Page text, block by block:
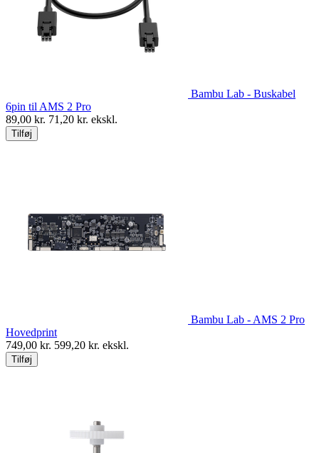
Bambu Lab - Buskabel
6pin til AMS 2 Pro
89,00 kr. 71,20 kr. ekskl.
Tilføj
Bambu Lab - AMS 2 Pro
Hovedprint
749,00 kr. 599,20 kr. ekskl.
Tilføj